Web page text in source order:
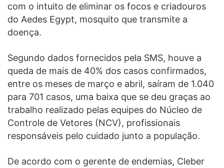
com o intuito de eliminar os focos e criadouros
do Aedes Egypt, mosquito que transmite a
doença.
Segundo dados fornecidos pela SMS, houve a
queda de mais de 40% dos casos confirmados,
entre os meses de março e abril, saíram de 1.040
para 701 casos, uma baixa que se deu graças ao
trabalho realizado pelas equipes do Núcleo de
Controle de Vetores (NCV), profissionais
responsáveis pelo cuidado junto a população.
De acordo com o gerente de endemias, Cleber